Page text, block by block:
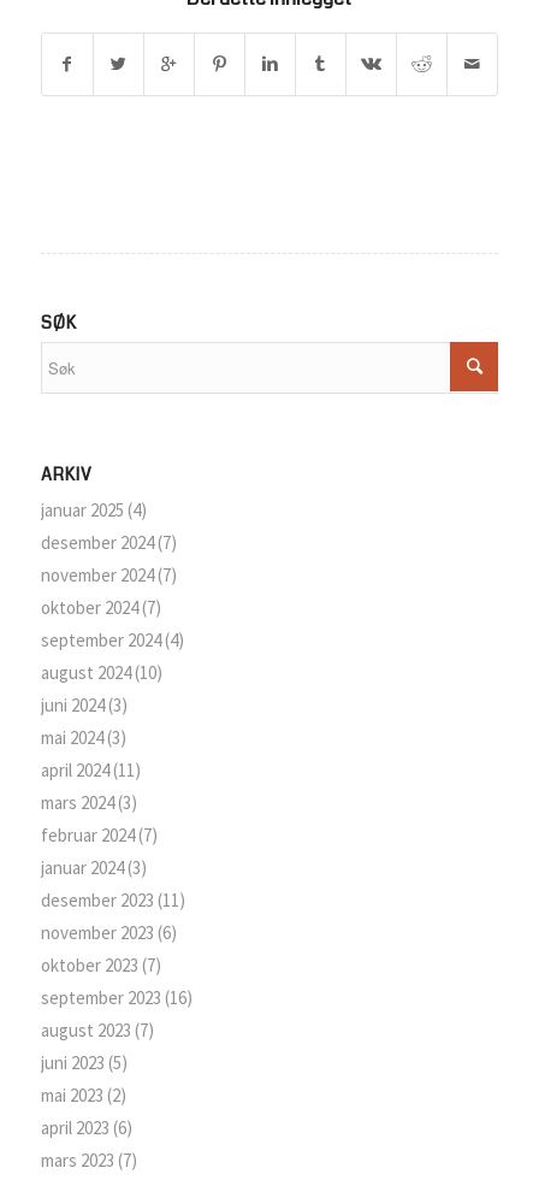
SØK
ARKIV
januar 2025 (4)
desember 2024(7)
november 2024(7)
oktober 2024(7)
september 2024(4)
august 2024(10)
juni 2024(3)
mai 2024(3)
april 2024(11)
mars 2024(3)
februar 2024(7)
januar 2024(3)
desember 2023 (11)
november 2023 (6)
oktober 2023 (7)
september 2023 (16)
august 2023 (7)
juni 2023 (5)
mai 2023 (2)
april 2023 (6)
mars 2023 (7)